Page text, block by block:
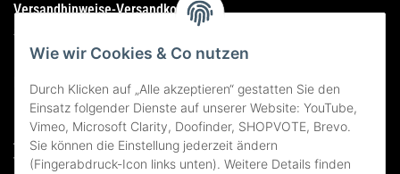
Wie wir Cookies & Co nutzen
Durch Klicken auf „Alle akzeptieren“ gestatten Sie den
Einsatz folgender Dienste auf unserer Website: YouTube,
Vimeo, Microsoft Clarity, Doofinder, SHOPVOTE, Brevo.
Sie können die Einstellung jederzeit ändern
(Fingerabdruck-Icon links unten). Weitere Details finden
Rechtliches
Impressum
AGB
Widerrufsrecht
Versandhinweise-Versandkosten
Sitemap